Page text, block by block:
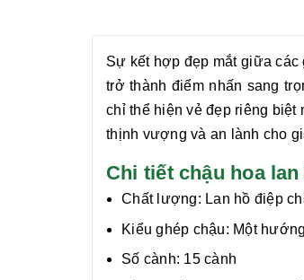
Sự kết hợp đẹp mắt giữa các
trở thành điểm nhấn sang
chỉ thể hiện vẻ đẹp riêng biệt
thịnh vượng và an lành cho
Chi tiết chậu hoa
Chất lượng: Lan hồ điệp
Kiểu ghép chậu: Một hướng
Số cành: 15 cành